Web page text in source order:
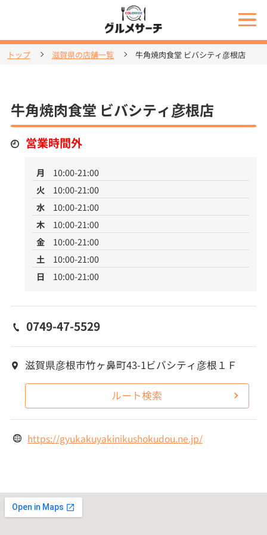
トップ 滋賀県の店舗一覧 牛角焼肉食堂 ビバシティ彦根店
牛角焼肉食堂 ビバシティ彦根店
営業時間外
月
10:00-21:00
火
10:00-21:00
水
10:00-21:00
木
10:00-21:00
金
10:00-21:00
土
10:00-21:00
日
10:00-21:00
0749-47-5529
滋賀県彦根市竹ヶ鼻町43-1ビバシティ彦根１Ｆ
ルート検索
https://gyukakuyakinikushokudou.ne.jp/